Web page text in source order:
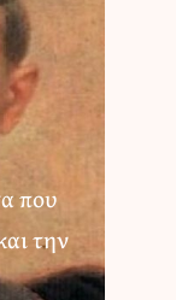
που
την